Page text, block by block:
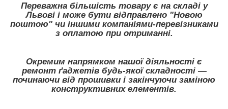
Переважна більшість товару є на складі у
Львові і може бути відправлено "Новою
поштою" чи іншими компаніями-перевізниками
з оплатою при отриманні.
Окремим напрямком нашої діяльності є
ремонт ґаджетів будь-якої складності ―
починаючи від прошивки і закінчуючи заміною
конструктивних елементів.